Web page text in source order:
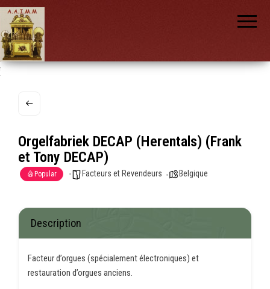
Musique
Orgelfabriek DECAP (Herentals) (Frank
et Tony DECAP)
Popular Facteurs et Revendeurs Belgique
Description
Facteur d’orgues (spécialement électroniques) et
restauration d’orgues anciens.